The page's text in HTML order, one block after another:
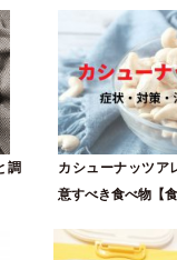
調
カシューナッツア
意すべき食べ物【